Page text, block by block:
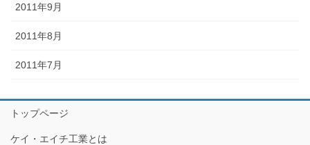
2011年9月
2011年8月
2011年7月
トップページ
ケイ・エイチ工業とは